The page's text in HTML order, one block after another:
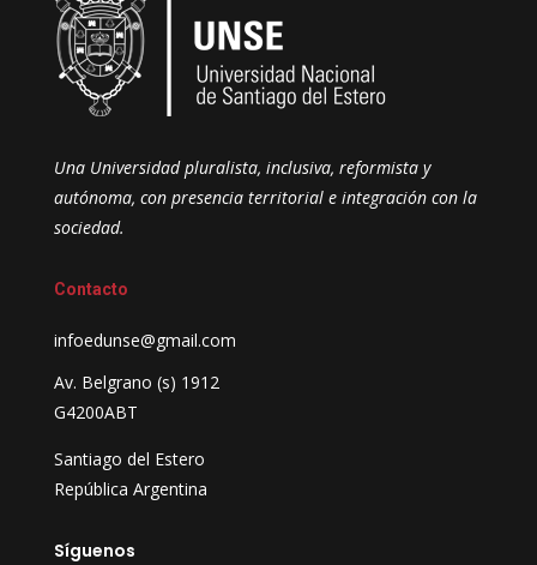
Una Universidad pluralista, inclusiva, reformista y
autónoma, con presencia territorial e integración con la
sociedad.
Contacto
infoedunse@gmail.com
Av. Belgrano (s) 1912
G4200ABT
Santiago del Estero
República Argentina
Síguenos